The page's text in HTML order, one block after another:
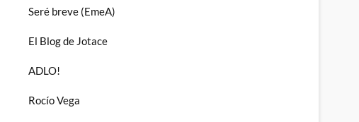
Seré breve (EmeA)
El Blog de Jotace
ADLO!
Rocío Vega